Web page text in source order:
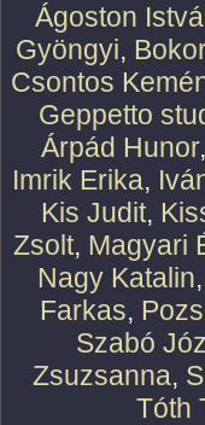
Ágoston
Gyöngyi,
Csontos
Geppetto
Árpád Hunor,
Imrik Erika,
Kis Judit,
Zsolt, Magyari
Nagy Katalin,
Farkas,
Szabó
Zsuzsanna,
Tóth